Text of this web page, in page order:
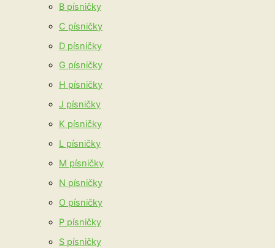
B písničky
C písničky
D písničky
G písničky
H písničky
J písničky
K písničky
L písničky
M písničky
N písničky
O písničky
P písničky
S písničky